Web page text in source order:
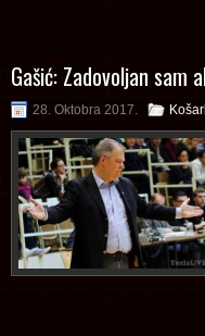
Gašić: Zadovoljan
28. Oktobra 2017.